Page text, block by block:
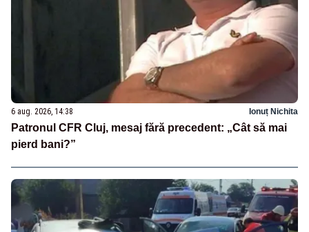
6 aug. 2026, 14:38 Ionuț Nichita
Patronul CFR Cluj, mesaj fără precedent: „Cât să mai
pierd bani?”